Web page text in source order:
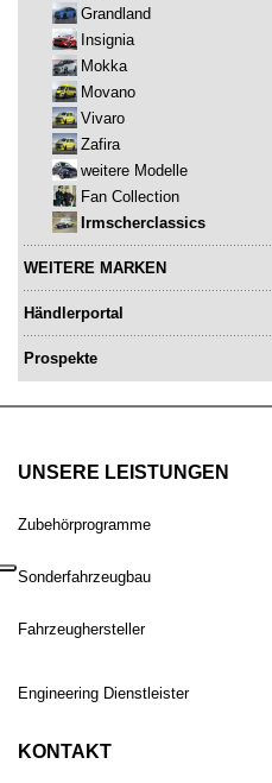
Grandland
Insignia
Mokka
Movano
Vivaro
Zafira
weitere Modelle
Fan Collection
Irmscherclassics
WEITERE MARKEN
Händlerportal
Prospekte
UNSERE LEISTUNGEN
Zubehörprogramme
Sonderfahrzeugbau
Fahrzeughersteller
Engineering Dienstleister
KONTAKT